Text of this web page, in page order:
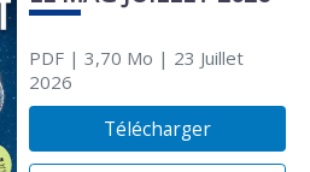
PDF| 3,70 Mo | 23 Juillet
2026
Télécharger